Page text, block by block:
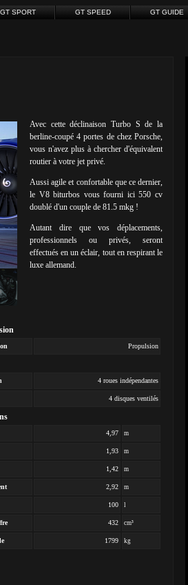
GT SPORT GT SPEED GT GUIDE
Avec cette déclinaison Turbo S de la
berline-coupé 4 portes de chez Porsche,
vous n'avez plus à chercher d'équivalent
routier à votre jet privé.
Aussi agile et confortable que ce dernier,
le V8 biturbos vous fourni ici 550 cv
doublé d'un couple de 81.5 mkg !
Autant dire que vos déplacements,
professionnels ou privés, seront
effectués en un éclair, tout en respirant le
luxe allemand.
Propulsion
4 roues indépendantes
4 disques ventilés
4,97 m
1,93 m
1,42 m
2,92 m
100 l
432 cm³
1799 kg